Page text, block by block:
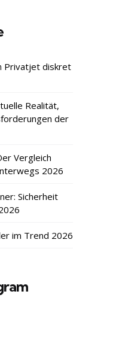
Privatjet diskret
Realität,
der
Vergleich
2026
Sicherheit
im Trend 2026